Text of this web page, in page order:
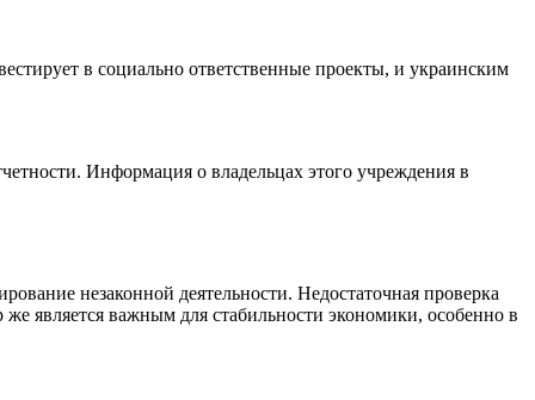
в социально ответственные проекты, и украинским
Информация о владельцах этого учреждения в
незаконной деятельности. Недостаточная проверка
является важным для стабильности экономики, особенно в